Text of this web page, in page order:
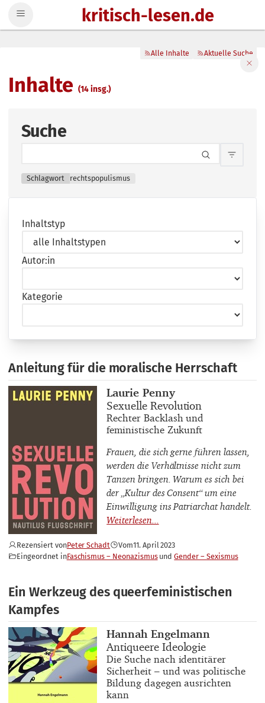
kritisch-lesen.de
Inhalte(14 insg.)
Alle Inhalte Aktuelle Suche
Suche
Schlagwort rechtspopulismus
Inhaltstyp
Autor:in
Kategorie
Anleitung für die moralische Herrschaft
Buchautor_innen
Laurie Penny
Buchtitel
Sexuelle Revolution
Buchuntertitel
Rechter Backlash und
feministische Zukunft
Frauen, die sich gerne führen lassen,
werden die Verhältnisse nicht zum
Tanzen bringen. Warum es sich bei
der „Kultur des Consent“ um eine
Einwilligung ins Patriarchat handelt.
Rezensiert vonPeter Schadt Vom11. April 2023
Eingeordnet inFaschismus – Neonazismus Gender – Sexismus
Ein Werkzeug des queerfeministischen
Kampfes
Buchautor_innen
Hannah Engelmann
Buchtitel
Antiqueere Ideologie
Buchuntertitel
Die Suche nach identitärer
Sicherheit – und was politische
Bildung dagegen ausrichten
kann